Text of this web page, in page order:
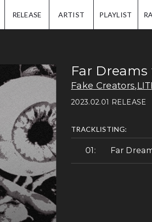
RELEASE ARTIST PLAYLIST
Far Dreams
Fake Creators,
2023.02.01 RELEASE
TRACKLISTING:
Far